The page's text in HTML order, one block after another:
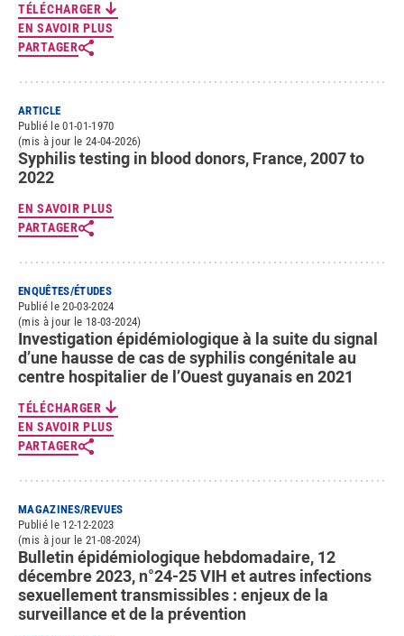
TÉLÉCHARGER
EN SAVOIR PLUS
PARTAGER
ARTICLE
Publié le 01-01-1970
(mis à jour le 24-04-2026)
Syphilis testing in blood donors, France, 2007 to
2022
EN SAVOIR PLUS
PARTAGER
ENQUÊTES/ÉTUDES
Publié le 20-03-2024
(mis à jour le 18-03-2024)
Investigation épidémiologique à la suite du signal
d’une hausse de cas de syphilis congénitale au
centre hospitalier de l’Ouest guyanais en 2021
TÉLÉCHARGER
EN SAVOIR PLUS
PARTAGER
MAGAZINES/REVUES
Publié le 12-12-2023
(mis à jour le 21-08-2024)
Bulletin épidémiologique hebdomadaire, 12
décembre 2023, n°24-25 VIH et autres infections
sexuellement transmissibles : enjeux de la
surveillance et de la prévention